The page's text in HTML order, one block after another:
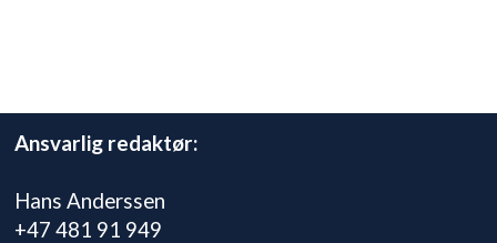
Ansvarlig redaktør:
Hans Anderssen
+47 481 91 949